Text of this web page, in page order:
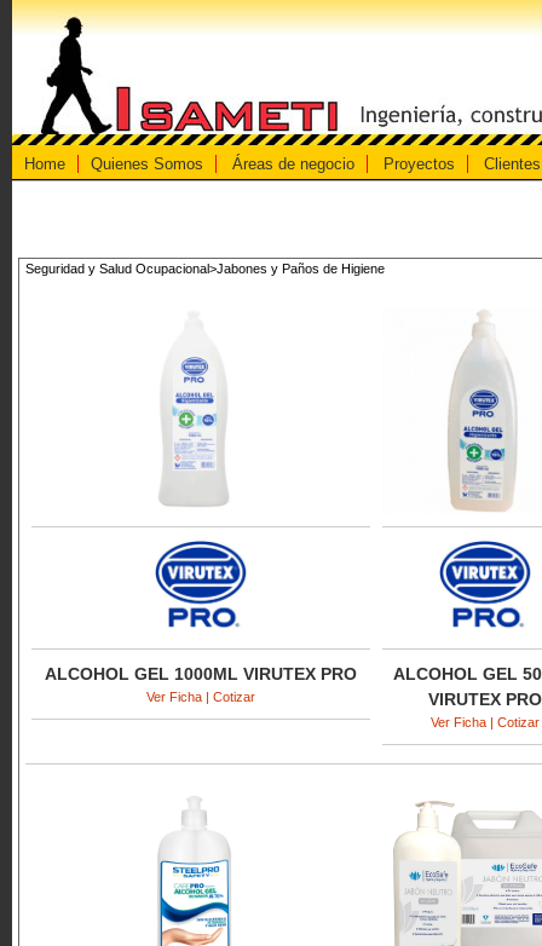
Home Quienes Somos Áreas de negocio Proyectos Clientes
Seguridad y Salud Ocupacional>Jabones y Paños de Higiene
ALCOHOL GEL 1000ML VIRUTEX PRO
Ver Ficha | Cotizar
ALCOHOL GEL
VIRUTEX PRO
Ver Ficha | Cotizar